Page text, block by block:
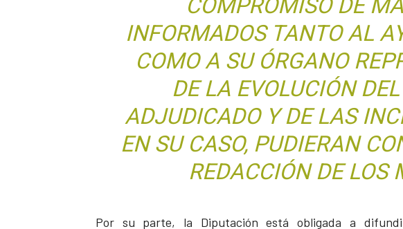
COMPROMISO DE
INFORMADOS TANTO AL
COMO A SU ÓRGANO
DE LA EVOLUCIÓN
ADJUDICADO Y DE LAS
EN SU CASO, PUDIERAN
REDACCIÓN DE LOS
Por su parte, la Diputación está obligada a